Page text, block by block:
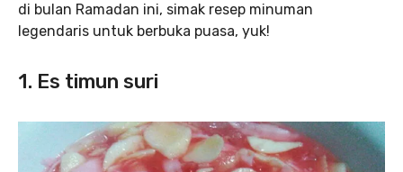
di bulan Ramadan ini, simak resep minuman
legendaris untuk berbuka puasa, yuk!
1. Es timun suri